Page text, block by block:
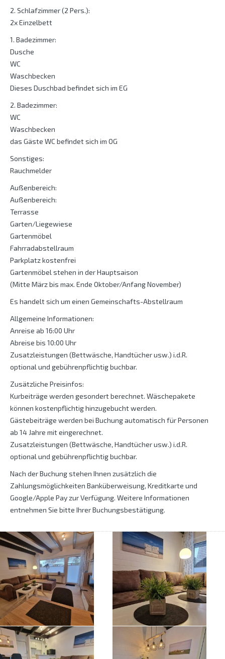
2. Schlafzimmer (2 Pers.):
2x Einzelbett
1. Badezimmer:
Dusche
WC
Waschbecken
Dieses Duschbad befindet sich im EG
2. Badezimmer:
WC
Waschbecken
das Gäste WC befindet sich im OG
Sonstiges:
Rauchmelder
Außenbereich:
Außenbereich:
Terrasse
Garten/Liegewiese
Gartenmöbel
Fahrradabstellraum
Parkplatz kostenfrei
Gartenmöbel stehen in der Hauptsaison
(Mitte März bis max. Ende Oktober/Anfang November)
Es handelt sich um einen Gemeinschafts-Abstellraum
Allgemeine Informationen:
Anreise ab 16:00 Uhr
Abreise bis 10:00 Uhr
Zusatzleistungen (Bettwäsche, Handtücher usw.) i.d.R.
optional und gebührenpflichtig buchbar.
Zusätzliche Preisinfos:
Kurbeiträge werden gesondert berechnet. Wäschepakete
können kostenpflichtig hinzugebucht werden.
Gästebeiträge werden bei Buchung automatisch für Personen
ab 14 Jahre mit eingerechnet.
Zusatzleistungen (Bettwäsche, Handtücher usw.) i.d.R.
optional und gebührenpflichtig buchbar.
Nach der Buchung stehen Ihnen zusätzlich die
Zahlungsmöglichkeiten Banküberweisung, Kreditkarte und
Google/Apple Pay zur Verfügung. Weitere Informationen
entnehmen Sie bitte Ihrer Buchungsbestätigung.